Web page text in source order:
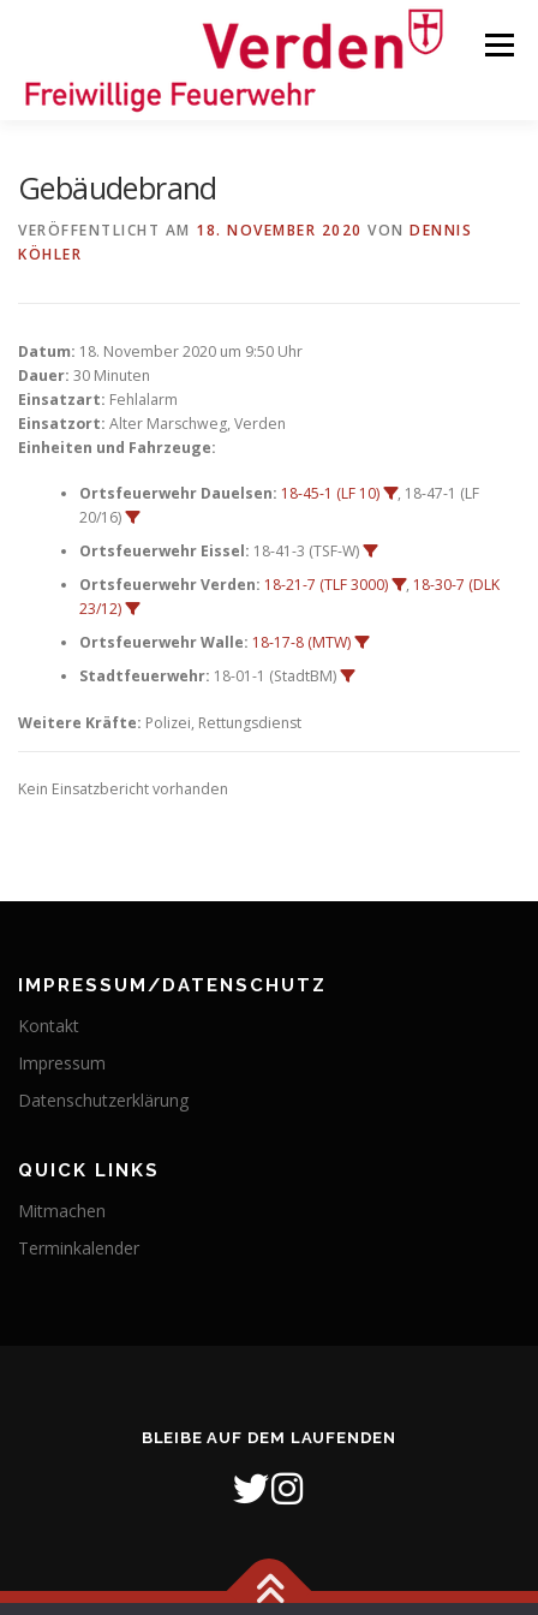
Menü
ORTSFEUERWEHREN
KINDER-/JUGENDFEUERWEHR
Gebäudebrand
VERÖFFENTLICHT AM 18. NOVEMBER 2020 VON DENNIS
KÖHLER
Datum: 18. November 2020 um 9:50 Uhr
Dauer: 30 Minuten
Einsatzart: Fehlalarm
Einsatzort: Alter Marschweg, Verden
Einheiten und Fahrzeuge:
Ortsfeuerwehr Dauelsen: 18-45-1 (LF 10)
, 18-47-1 (LF
20/16)
Ortsfeuerwehr Eissel: 18-41-3 (TSF-W)
Ortsfeuerwehr Verden: 18-21-7 (TLF 3000) , 18-30-7 (DLK
23/12)
Ortsfeuerwehr Walle: 18-17-8 (MTW)
Stadtfeuerwehr: 18-01-1 (StadtBM)
Weitere Kräfte: Polizei, Rettungsdienst
Kein Einsatzbericht vorhanden
IMPRESSUM/DATENSCHUTZ
Kontakt
Impressum
Datenschutzerklärung
QUICK LINKS
Mitmachen
Terminkalender
BLEIBE AUF DEM LAUFENDEN